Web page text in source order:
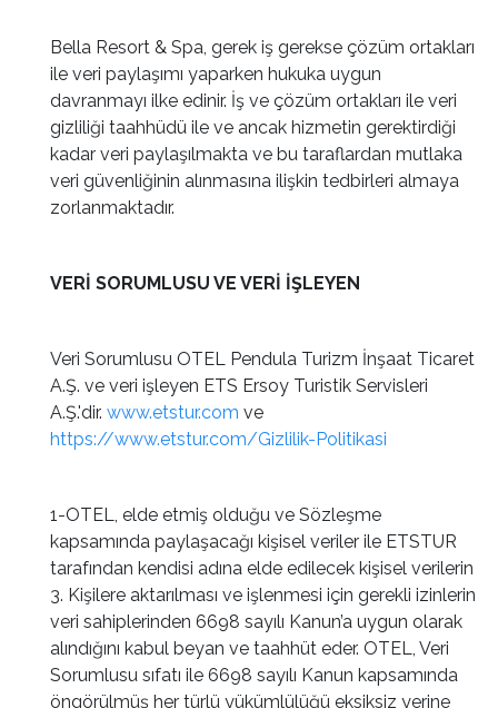
Bella Resort & Spa, gerek iş gerekse çözüm ortakları
ile veri paylaşımı yaparken hukuka uygun
davranmayı ilke edinir. İş ve çözüm ortakları ile veri
gizliliği taahhüdü ile ve ancak hizmetin gerektirdiği
kadar veri paylaşılmakta ve bu taraflardan mutlaka
veri güvenliğinin alınmasına ilişkin tedbirleri almaya
zorlanmaktadır.
VERİ SORUMLUSU VE VERİ İŞLEYEN
Veri Sorumlusu OTEL Pendula Turizm İnşaat Ticaret
A.Ş. ve veri işleyen ETS Ersoy Turistik Servisleri
A.Ş.'dir. www.etstur.com ve
https://www.etstur.com/Gizlilik-Politikasi
1-OTEL, elde etmiş olduğu ve Sözleşme
kapsamında paylaşacağı kişisel veriler ile ETSTUR
tarafından kendisi adına elde edilecek kişisel verilerin
3. Kişilere aktarılması ve işlenmesi için gerekli izinlerin
veri sahiplerinden 6698 sayılı Kanun’a uygun olarak
alındığını kabul beyan ve taahhüt eder. OTEL, Veri
Sorumlusu sıfatı ile 6698 sayılı Kanun kapsamında
öngörülmüş her türlü yükümlülüğü eksiksiz yerine